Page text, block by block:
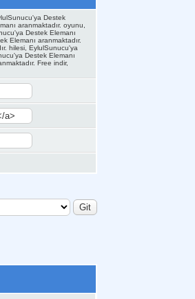
Destek
aranmaktadır. oyunu,
Destek Elemanı
Elemanı aranmaktadır.
hilesi, EylulSunucu'ya
Destek Elemanı
Free indir,